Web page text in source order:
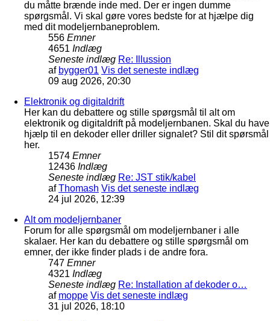
du måtte brænde inde med. Der er ingen dumme
spørgsmål. Vi skal gøre vores bedste for at hjælpe dig
med dit modeljernbaneproblem.
556 Emner
4651 Indlæg
Seneste indlæg Re: Illussion
af bygger01 Vis det seneste indlæg
09 aug 2026, 20:30
Elektronik og digitaldrift
Her kan du debattere og stille spørgsmål til alt om
elektronik og digitaldrift på modeljernbanen. Skal du have
hjælp til en dekoder eller driller signalet? Stil dit spørsmål
her.
1574 Emner
12436 Indlæg
Seneste indlæg Re: JST stik/kabel
afThomash Vis det seneste indlæg
24 jul 2026, 12:39
Alt om modeljernbaner
Forum for alle spørgsmål om modeljernbaner i alle
skalaer. Her kan du debattere og stille spørgsmål om
emner, der ikke finder plads i de andre fora.
747 Emner
4321 Indlæg
Seneste indlæg Re: Installation af dekoder o…
af moppe Vis det seneste indlæg
31 jul 2026, 18:10